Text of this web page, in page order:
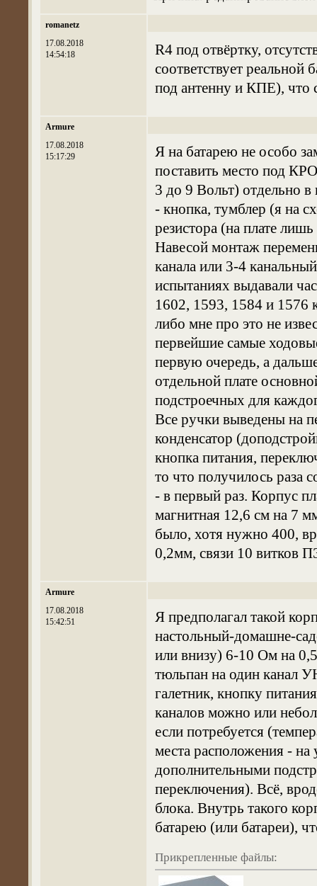
romanetz
17.08.2018
14:54:18
R4 под отвёртку,
соответствует реальной
под антенну и КПЕ), что
Armure
17.08.2018
15:17:29
Я на батарею не особо
поставить место под
3 до 9 Вольт) отдельно
- кнопка, тумблер (я на
резистора (на плате
Навесой монтаж
канала или 3-4
испытаниях выдавали
1602, 1593, 1584 и 1576
либо мне про это не
первейшие самые
первую очередь, а
отдельной плате
подстроечных для
Все ручки выведены на
конденсатор
кнопка питания,
то что получилось раза
- в первый раз. Корпус
магнитная 12,6 см на 7
было, хотя нужно 400,
0,2мм, связи 10 витков
Armure
17.08.2018
15:42:51
Я предполагал такой
настольный-домашне-
или внизу) 6-10 Ом на
тюльпан на один канал
галетник, кнопку
каналов можно или
если потребуется
места расположения - на
дополнительными
переключения). Всё,
блока. Внутрь такого
батарею (или батареи),
Прикрепленные файлы: